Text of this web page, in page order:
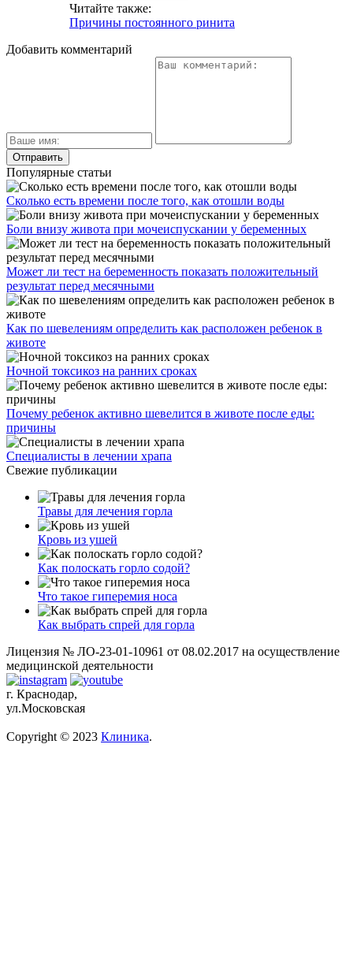
Читайте также:
Причины постоянного ринита
Добавить комментарий
Популярные статьи
Сколько есть времени после того, как отошли воды
Боли внизу живота при мочеиспускании у беременных
Может ли тест на беременность показать положительный
результат перед месячными
Как по шевелениям определить как расположен ребенок в
животе
Ночной токсикоз на ранних сроках
Почему ребенок активно шевелится в животе после еды:
причины
Специалисты в лечении храпа
Свежие публикации
Травы для лечения горла
Кровь из ушей
Как полоскать горло содой?
Что такое гиперемия носа
Как выбрать спрей для горла
Лицензия № ЛО-23-01-10961 от 08.02.2017 на осуществление
медицинской деятельности
г. Краснодар,
ул.Московская
Copyright © 2023 Клиника.